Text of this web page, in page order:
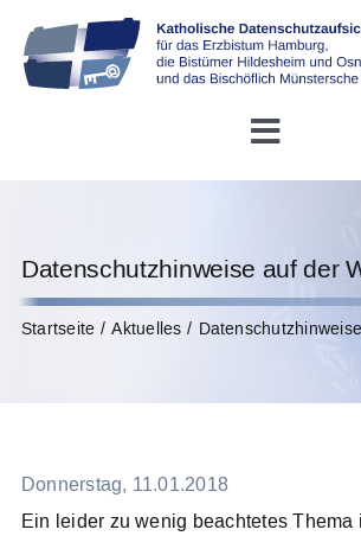
content
Toggle
Über uns
Infothek
Datenschutzhinweise auf der
Startseite Aktuelles
Donnerstag, 11.01.2018
Ein leider zu wenig beachtetes Thema